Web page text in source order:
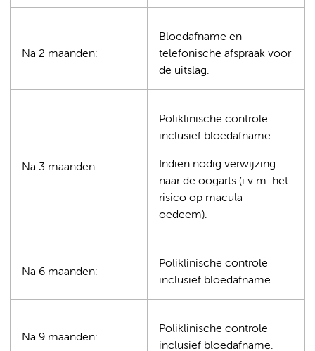
Na 2 maanden:
Bloedafname en
telefonische afspraak voor
de uitslag.
Na 3 maanden:
Poliklinische controle
inclusief bloedafname.
Indien nodig verwijzing
naar de oogarts (i.v.m. het
risico op macula-
oedeem).
Na 6 maanden:
Poliklinische controle
inclusief bloedafname.
Na 9 maanden:
Poliklinische controle
inclusief bloedafname.